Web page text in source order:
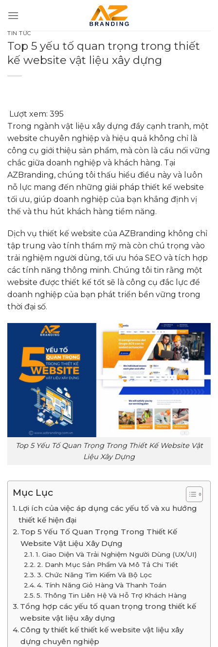
qua
nội
dung
TIN TỨC
Top 5 yếu tố quan trọng trong thiết
kế website vật liệu xây dựng
Lượt xem: 395
Trong ngành vật liệu xây dựng đầy cạnh tranh, một
website chuyên nghiệp và hiệu quả không chỉ là
công cụ giới thiệu sản phẩm, mà còn là cầu nối vững
chắc giữa doanh nghiệp và khách hàng. Tại
AZBranding, chúng tôi thấu hiểu điều này và luôn
nỗ lực mang đến những giải pháp thiết kế website
tối ưu, giúp doanh nghiệp của bạn khẳng định vị
thế và thu hút khách hàng tiềm năng.
Dịch vụ thiết kế website của AZBranding không chỉ
tập trung vào tính thẩm mỹ mà còn chú trọng vào
trải nghiệm người dùng, tối ưu hóa SEO và tích hợp
các tính năng thông minh. Chúng tôi tin rằng một
website được thiết kế tốt sẽ là công cụ đắc lực để
doanh nghiệp của bạn phát triển bền vững trong
thời đại số.
Top 5 Yếu Tố Quan Trọng Trong Thiết Kế Website Vật
Liệu Xây Dựng
Mục Lục
Lợi ích của việc áp dụng các yếu tố và xu hướng
thiết kế hiện đại
Top 5 Yếu Tố Quan Trọng Trong Thiết Kế
Website Vật Liệu Xây Dựng
1. Giao Diện Và Trải Nghiệm Người Dùng (UX/UI)
2. Danh Mục Sản Phẩm Và Mô Tả Chi Tiết
3. Chức Năng Tìm Kiếm Và Bộ Lọc
4. Tính Năng Giỏ Hàng Và Thanh Toán
5. Thông Tin Liên Hệ Và Hỗ Trợ Khách Hàng
Tổng hợp các yếu tố quan trọng trong thiết kế
website vật liệu xây dựng
Công ty thiết kế thiết kế website vật liệu xây
dựng chuyên nghiệp